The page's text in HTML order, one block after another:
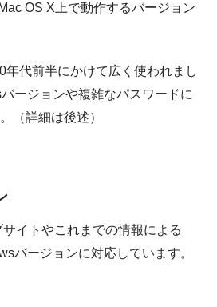
OS X上で動作するバージョン
年代前半にかけて広く使われまし
ージョンや複雑なパスワードに
（詳細は後述）
イトやこれまでの情報による
バージョンに対応しています。